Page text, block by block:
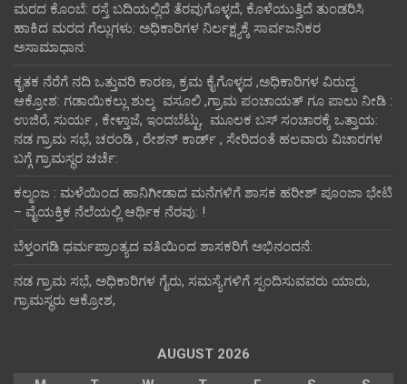
ಮರದ ಕೊಂಬೆ: ರಸ್ತೆ ಬದಿಯಲ್ಲಿದೆ ತೆರವುಗೊಳ್ಳದೆ, ಕೊಳೆಯುತ್ತಿದೆ ತುಂಡರಿಸಿ
ಹಾಕಿದ ಮರದ ಗೆಲ್ಲುಗಳು: ಅಧಿಕಾರಿಗಳ ನಿರ್ಲಕ್ಷ್ಯಕ್ಕೆ ಸಾರ್ವಜನಿಕರ
ಅಸಾಮಾಧಾನ:
ಕೃತಕ ನೆರೆಗೆ ನದಿ ಒತ್ತುವರಿ ಕಾರಣ, ಕ್ರಮ ಕೈಗೊಳ್ಳದ ,ಅಧಿಕಾರಿಗಳ ವಿರುದ್ದ
ಆಕ್ರೋಶ: ಗಡಾಯಿಕಲ್ಲು ಶುಲ್ಕ ವಸೂಲಿ ,ಗ್ರಾಮ ಪಂಚಾಯತ್ ಗೂ ಪಾಲು ನೀಡಿ :
ಉಜಿರೆ, ಸುರ್ಯ , ಕೇಳ್ತಾಜೆ, ಇಂದಬೆಟ್ಟು, ಮೂಲಕ ಬಸ್ ಸಂಚಾರಕ್ಕೆ ಒತ್ತಾಯ:
ನಡ ಗ್ರಾಮ ಸಭೆ, ಚರಂಡಿ , ರೇಶನ್ ಕಾರ್ಡ್ , ಸೇರಿದಂತೆ ಹಲವಾರು ವಿಚಾರಗಳ
ಬಗ್ಗೆ ಗ್ರಾಮಸ್ಥರ ಚರ್ಚೆ:
ಕಲ್ಮಂಜ : ಮಳೆಯಿಂದ ಹಾನಿಗೀಡಾದ ಮನೆಗಳಿಗೆ ಶಾಸಕ ಹರೀಶ್ ಪೂಂಜಾ ಭೇಟಿ
– ವೈಯಕ್ತಿಕ ನೆಲೆಯಲ್ಲಿ ಆರ್ಥಿಕ‌ ನೆರವು: !
ಬೆಳ್ತಂಗಡಿ ಧರ್ಮಪ್ರಾಂತ್ಯದ ವತಿಯಿಂದ ಶಾಸಕರಿಗೆ ಅಭಿನಂದನೆ:
ನಡ ಗ್ರಾಮ ಸಭೆ, ಅಧಿಕಾರಿಗಳ ಗೈರು, ಸಮಸ್ಯೆಗಳಿಗೆ ಸ್ಪಂದಿಸುವವರು ಯಾರು,
ಗ್ರಾಮಸ್ಥರು ಆಕ್ರೋಶ,
AUGUST 2026